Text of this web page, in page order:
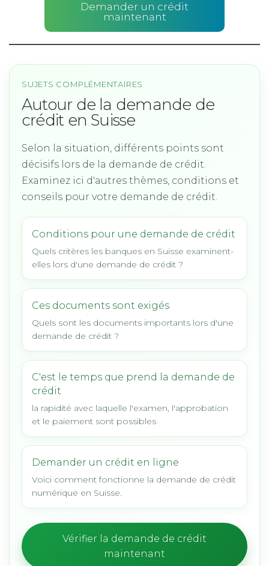
Demander un crédit
maintenant
SUJETS COMPLÉMENTAIRES
Autour de la demande de
crédit en Suisse
Selon la situation, différents points sont
décisifs lors de la demande de crédit.
Examinez ici d'autres thèmes, conditions et
conseils pour votre demande de crédit.
Conditions pour une demande de crédit
Quels critères les banques en Suisse examinent-
elles lors d'une demande de crédit ?
Ces documents sont exigés
Quels sont les documents importants lors d'une
demande de crédit ?
C'est le temps que prend la demande de
crédit
la rapidité avec laquelle l'examen, l'approbation
et le paiement sont possibles
Demander un crédit en ligne
Voici comment fonctionne la demande de crédit
numérique en Suisse.
Vérifier la demande de crédit
maintenant